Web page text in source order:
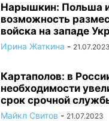
Нарышкин: Польша
возможность
войска на западе
Ирина Жаткина - 21.07.2023
Картаполов: в
необходимости
срок срочной
Майкл Свитов - 21.07.2023